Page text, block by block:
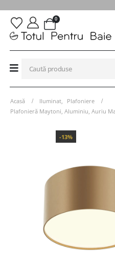
0
Acasă Iluminat
Plafoniere
Plafonieră Maytoni, Aluminiu, Auriu
-13%